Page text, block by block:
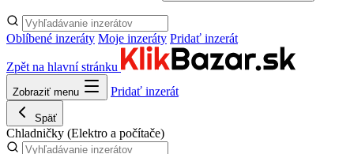
Oblíbené inzeráty Moje inzeráty Pridať inzerát
Zpět na hlavní stránku
Zobraziť menu Pridať inzerát
Späť
Chladničky (Elektro a počítače)